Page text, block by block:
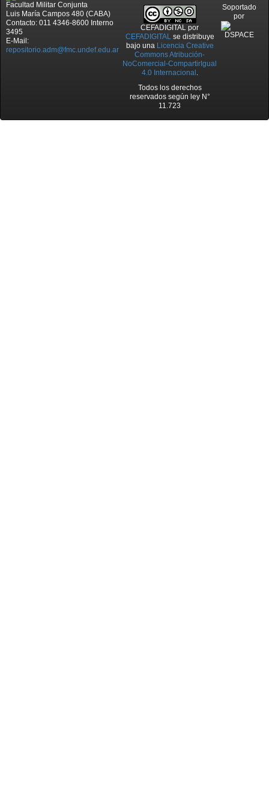
Facultad Militar Conjunta
Luis María Campos 480 (CABA)
Contacto: 011 4346-8600 Interno
3495
E-Mail:
repositorio.adm@fmc.undef.edu.ar
CEFADIGITAL por
CEFADIGITALse distribuye
bajo una Licencia Creative
Commons Atribución-
NoComercial-CompartirIgual
4.0 Internacional .
Todos los derechos
reservados según ley N°
11.723
Soportado
por